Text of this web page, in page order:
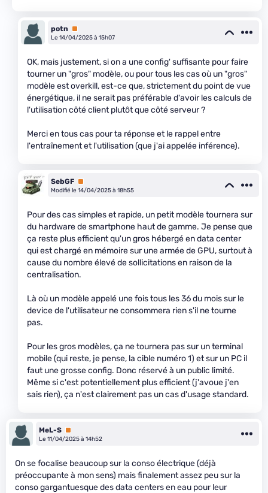
potn
Premium
Le 14/04/2025 à 15h07
OK, mais justement, si on a une config' suffisante pour faire
tourner un "gros" modèle, ou pour tous les cas où un "gros"
modèle est overkill, est-ce que, strictement du point de vue
énergétique, il ne serait pas préférable d'avoir les calculs de
l'utilisation côté client plutôt que côté serveur ?
Merci en tous cas pour ta réponse et le rappel entre
l'entraînement et l'utilisation (que j'ai appelée inférence).
SebGF Premium
Modifié le 14/04/2025 à 18h55
Pour des cas simples et rapide, un petit modèle tournera sur
du hardware de smartphone haut de gamme. Je pense que
ça reste plus efficient qu'un gros hébergé en data center
qui est chargé en mémoire sur une armée de GPU, surtout à
cause du nombre élevé de sollicitations en raison de la
centralisation.
Là où un modèle appelé une fois tous les 36 du mois sur le
device de l'utilisateur ne consommera rien s'il ne tourne
pas.
Pour les gros modèles, ça ne tournera pas sur un terminal
mobile (qui reste, je pense, la cible numéro 1) et sur un PC il
faut une grosse config. Donc réservé à un public limité.
Même si c'est potentiellement plus efficient (j'avoue j'en
sais rien), ça n'est clairement pas un cas d'usage standard.
MeL-S Premium
Le 11/04/2025 à 14h52
On se focalise beaucoup sur la conso électrique (déjà
préoccupante à mon sens) mais finalement assez peu sur la
conso gargantuesque des data centers en eau pour leur